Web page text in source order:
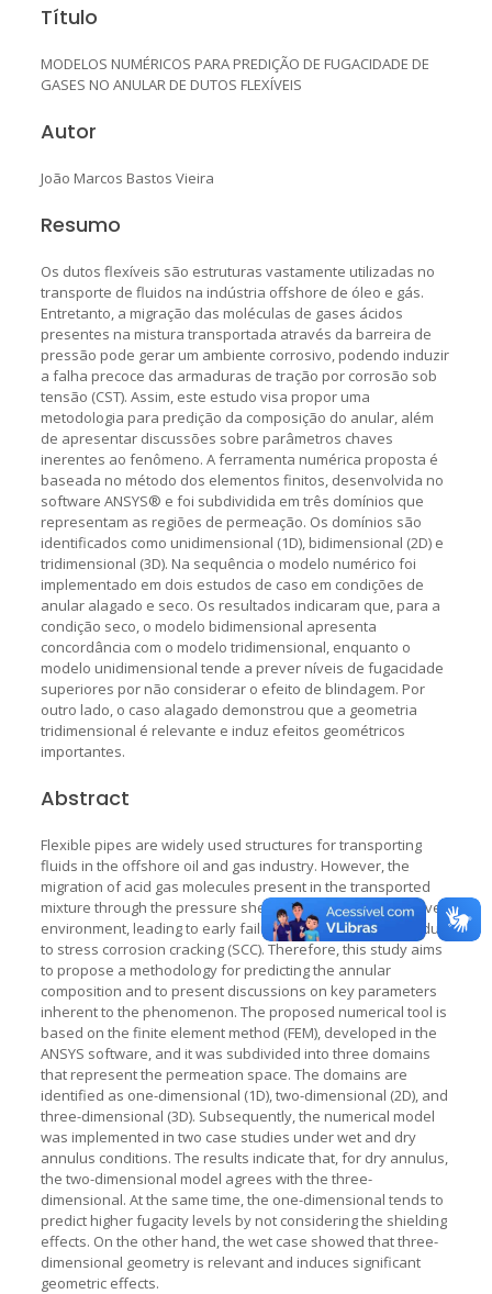
Título
MODELOS NUMÉRICOS PARA PREDIÇÃO DE FUGACIDADE DE
GASES NO ANULAR DE DUTOS FLEXÍVEIS
Autor
João Marcos Bastos Vieira
Resumo
Os dutos flexíveis são estruturas vastamente utilizadas no
transporte de fluidos na indústria offshore de óleo e gás.
Entretanto, a migração das moléculas de gases ácidos
presentes na mistura transportada através da barreira de
pressão pode gerar um ambiente corrosivo, podendo induzir
a falha precoce das armaduras de tração por corrosão sob
tensão (CST). Assim, este estudo visa propor uma
metodologia para predição da composição do anular, além
de apresentar discussões sobre parâmetros chaves
inerentes ao fenômeno. A ferramenta numérica proposta é
baseada no método dos elementos finitos, desenvolvida no
software ANSYS® e foi subdividida em três domínios que
representam as regiões de permeação. Os domínios são
identificados como unidimensional (1D), bidimensional (2D) e
tridimensional (3D). Na sequência o modelo numérico foi
implementado em dois estudos de caso em condições de
anular alagado e seco. Os resultados indicaram que, para a
condição seco, o modelo bidimensional apresenta
concordância com o modelo tridimensional, enquanto o
modelo unidimensional tende a prever níveis de fugacidade
superiores por não considerar o efeito de blindagem. Por
outro lado, o caso alagado demonstrou que a geometria
tridimensional é relevante e induz efeitos geométricos
importantes.
Abstract
Flexible pipes are widely used structures for transporting
fluids in the offshore oil and gas industry. However, the
migration of acid gas molecules present in the transported
mixture through the pressure sheath can induce a corrosive
environment, leading to early failure of the tensile armor due
to stress corrosion cracking (SCC). Therefore, this study aims
to propose a methodology for predicting the annular
composition and to present discussions on key parameters
inherent to the phenomenon. The proposed numerical tool is
based on the finite element method (FEM), developed in the
ANSYS software, and it was subdivided into three domains
that represent the permeation space. The domains are
identified as one-dimensional (1D), two-dimensional (2D), and
three-dimensional (3D). Subsequently, the numerical model
was implemented in two case studies under wet and dry
annulus conditions. The results indicate that, for dry annulus,
the two-dimensional model agrees with the three-
dimensional. At the same time, the one-dimensional tends to
predict higher fugacity levels by not considering the shielding
effects. On the other hand, the wet case showed that three-
dimensional geometry is relevant and induces significant
geometric effects.